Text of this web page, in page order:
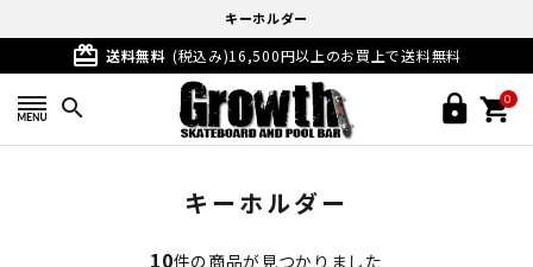
キーホルダー
card_giftcard 送料無料 (税込み)16,500円以上のお買上で送料無料
search 0
キーホルダー
10件の商品が見つかりました